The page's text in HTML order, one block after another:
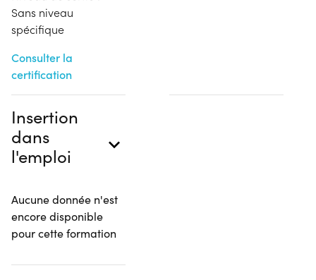
Sans niveau
spécifique
Consulter la
certification
Insertion
dans
l'emploi
Aucune donnée n'est
encore disponible
pour cette formation